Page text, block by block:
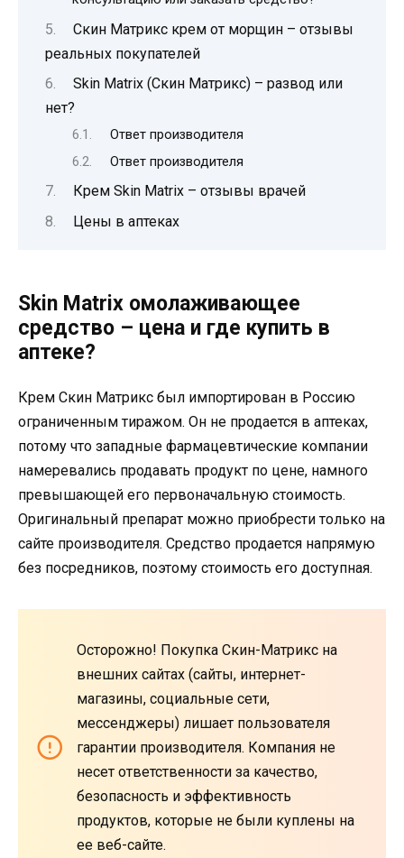
Скин Матрикс крем от морщин – отзывы
реальных покупателей
Skin Matrix (Скин Матрикс) – развод или
нет?
Ответ производителя
Ответ производителя
Крем Skin Matrix – отзывы врачей
Цены в аптеках
Skin Matrix омолаживающее
средство – цена и где купить в
аптеке?
Крем Скин Матрикс был импортирован в Россию
ограниченным тиражом. Он не продается в аптеках,
потому что западные фармацевтические компании
намеревались продавать продукт по цене, намного
превышающей его первоначальную стоимость.
Оригинальный препарат можно приобрести только на
сайте производителя. Средство продается напрямую
без посредников, поэтому стоимость его доступная.
Осторожно! Покупка Скин-Матрикс на
внешних сайтах (сайты, интернет-
магазины, социальные сети,
мессенджеры) лишает пользователя
гарантии производителя. Компания не
несет ответственности за качество,
безопасность и эффективность
продуктов, которые не были куплены на
ее веб-сайте.